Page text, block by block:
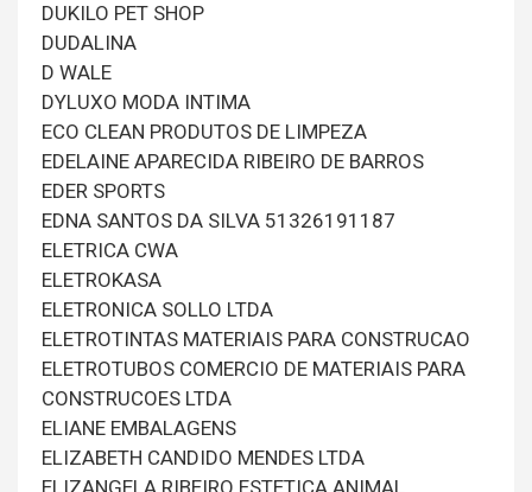
DUKILO PET SHOP
DUDALINA
D WALE
DYLUXO MODA INTIMA
ECO CLEAN PRODUTOS DE LIMPEZA
EDELAINE APARECIDA RIBEIRO DE BARROS
EDER SPORTS
EDNA SANTOS DA SILVA 51326191187
ELETRICA CWA
ELETROKASA
ELETRONICA SOLLO LTDA
ELETROTINTAS MATERIAIS PARA CONSTRUCAO
ELETROTUBOS COMERCIO DE MATERIAIS PARA
CONSTRUCOES LTDA
ELIANE EMBALAGENS
ELIZABETH CANDIDO MENDES LTDA